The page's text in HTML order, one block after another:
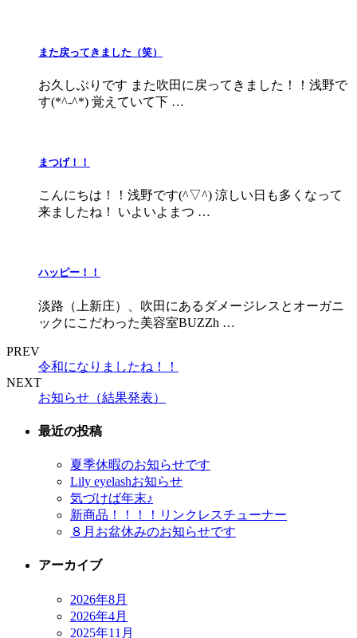
また戻ってきました（笑）
お久しぶりです また吹田に戻ってきました！！浅野で
す(*^-^*) 覚えていて下 …
まつげ！！
こんにちは！！浅野です(^▽^) 涼しい日も多くなって
来ましたね！ いよいよまつ …
ハッピー！！
淡路（上新庄）、吹田にあるダメージレスとオーガニ
ックにこだわった美容室BUZZh …
PREV
令和になりましたね！！
NEXT
お知らせ（結果発表）
最近の投稿
夏季休暇のお知らせです
Lily eyelashお知らせ
気づけば年末♪
新商品！！！！リンクレスチューナー
８月お盆休みのお知らせです
アーカイブ
2026年8月
2026年4月
2025年11月